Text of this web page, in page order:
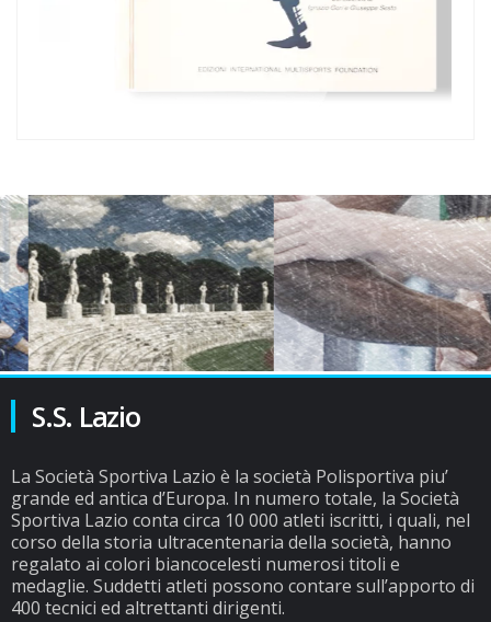
S.S. Lazio
La Società Sportiva Lazio è la società Polisportiva piu’
grande ed antica d’Europa. In numero totale, la Società
Sportiva Lazio conta circa 10 000 atleti iscritti, i quali, nel
corso della storia ultracentenaria della società, hanno
regalato ai colori biancocelesti numerosi titoli e
medaglie. Suddetti atleti possono contare sull’apporto di
400 tecnici ed altrettanti dirigenti.